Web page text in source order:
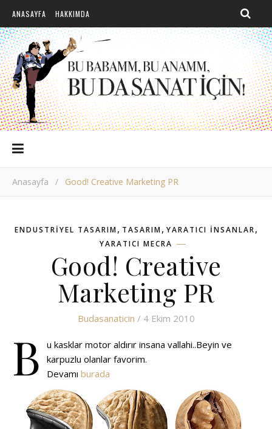
ANASAYFA HAKKIMDA
Anasayfa / Good! Creative Marketing PR
ENDUSTRIYEL TASARIM, TASARIM, YARATICI INSANLAR,
YARATICI MECRA
Good! Creative
Marketing PR
Budasanaticin / 4 Ekim 2010
B
u kasklar motor aldırır insana vallahi..Beyin ve
karpuzlu olanlar favorim.
Devamı burada